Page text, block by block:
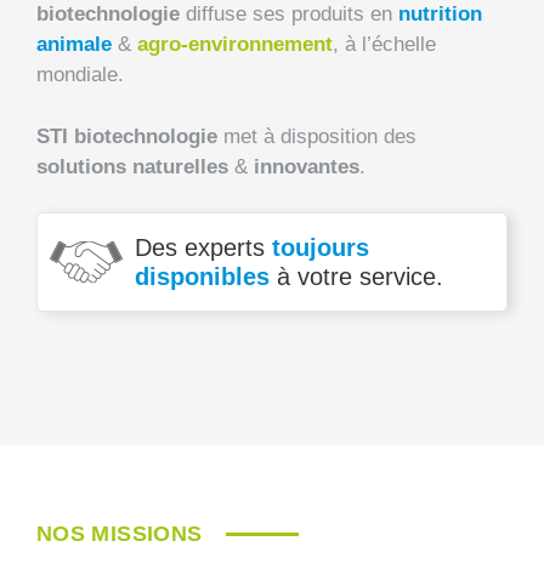
biotechnologie diffuse ses produits en nutrition
animale & agro-environnement, à l’échelle
mondiale.
STI biotechnologie met à disposition des
solutions naturelles & innovantes.
Des experts toujours
disponibles à votre service.
NOS MISSIONS